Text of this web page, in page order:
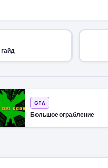
GTA
Большое ограбление